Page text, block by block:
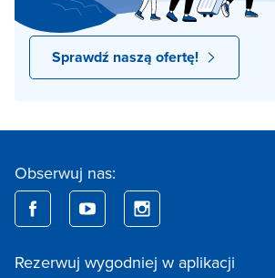
Sprawdź naszą ofertę!
Obserwuj nas:
Rezerwuj wygodniej w aplikacji